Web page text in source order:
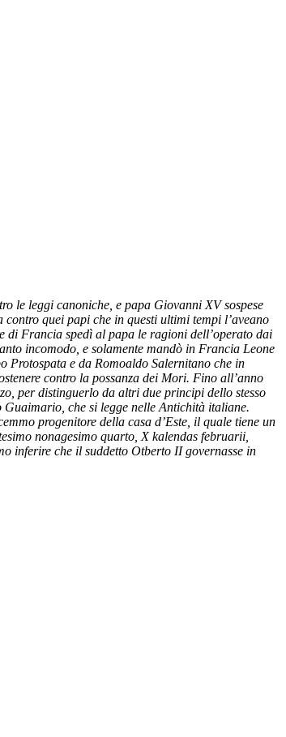
le leggi canoniche, e papa Giovanni XV sospese
quei papi che in questi ultimi tempi l’aveano
di Francia spedì al papa le ragioni dell’operato dai
incomodo, e solamente mandò in Francia Leone
Protospata e da Romoaldo Salernitano che in
contro la possanza dei Mori. Fino all’anno
per distinguerlo da altri due principi dello stesso
che si legge nelle Antichità italiane.
progenitore della casa d’Este, il quale tiene un
nonagesimo quarto, X kalendas februarii,
inferire che il suddetto Otberto II governasse in